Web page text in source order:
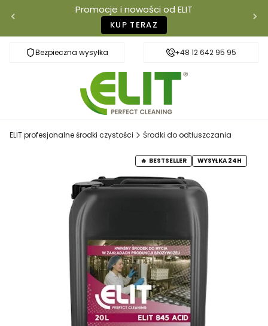
Promocje i nowości od ELIT
KUP TERAZ
Bezpieczna wysyłka Szybka dostawa
+48 12 642 95 95
ELIT profesjonalne środki czystości Środki do odtłuszczania
BESTSELLER WYSYŁKA 24H